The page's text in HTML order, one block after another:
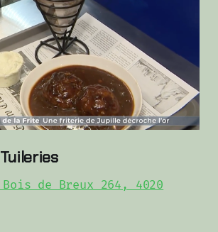
Bois de Breux 264, 4020